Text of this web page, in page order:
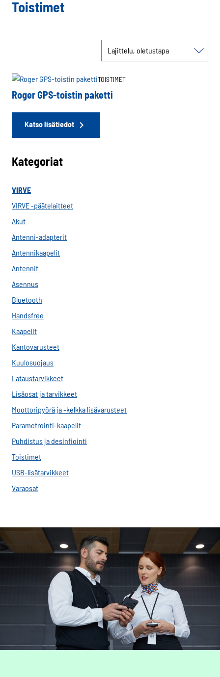
Toistimet
TOISTIMET
Roger GPS-toistin paketti
Katso lisätiedot
Kategoriat
VIRVE
VIRVE -päätelaitteet
Akut
Antenni-adapterit
Antennikaapelit
Antennit
Asennus
Bluetooth
Handsfree
Kaapelit
Kantovarusteet
Kuulosuojaus
Lataustarvikkeet
Lisäosat ja tarvikkeet
Moottoripyörä ja -kelkka lisävarusteet
Parametrointi-kaapelit
Puhdistus ja desinfiointi
Toistimet
USB-lisätarvikkeet
Varaosat